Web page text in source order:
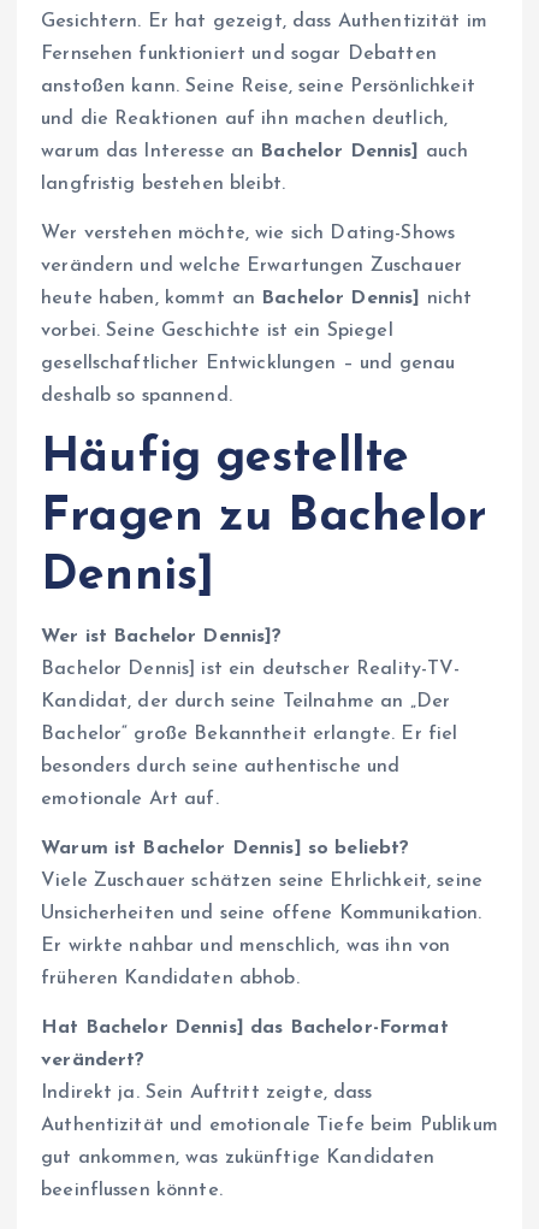
Gesichtern. Er hat gezeigt, dass Authentizität im
Fernsehen funktioniert und sogar Debatten
anstoßen kann. Seine Reise, seine Persönlichkeit
und die Reaktionen auf ihn machen deutlich,
warum das Interesse an
Bachelor Dennis]
auch
langfristig bestehen bleibt.
Wer verstehen möchte, wie sich Dating-Shows
verändern und welche Erwartungen Zuschauer
heute haben, kommt an
Bachelor Dennis]
nicht
vorbei. Seine Geschichte ist ein Spiegel
gesellschaftlicher Entwicklungen – und genau
deshalb so spannend.
Häufig gestellte
Fragen zu Bachelor
Dennis]
Wer ist Bachelor Dennis]?
Bachelor Dennis] ist ein deutscher Reality-TV-
Kandidat, der durch seine Teilnahme an „Der
Bachelor“ große Bekanntheit erlangte. Er fiel
besonders durch seine authentische und
emotionale Art auf.
Warum ist Bachelor Dennis] so beliebt?
Viele Zuschauer schätzen seine Ehrlichkeit, seine
Unsicherheiten und seine offene Kommunikation.
Er wirkte nahbar und menschlich, was ihn von
früheren Kandidaten abhob.
Hat Bachelor Dennis] das Bachelor-Format
verändert?
Indirekt ja. Sein Auftritt zeigte, dass
Authentizität und emotionale Tiefe beim Publikum
gut ankommen, was zukünftige Kandidaten
beeinflussen könnte.